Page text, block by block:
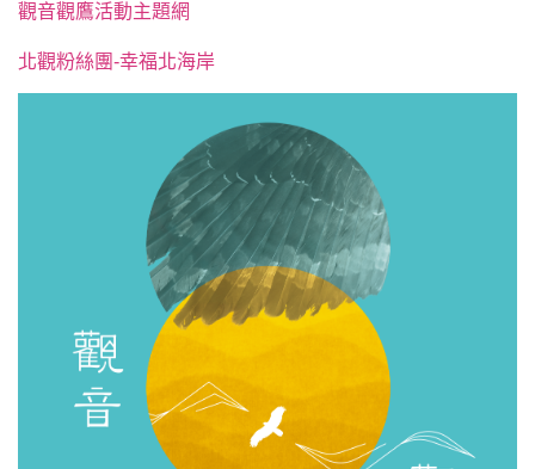
觀音觀鷹活動主題網
北觀粉絲團-幸福北海岸